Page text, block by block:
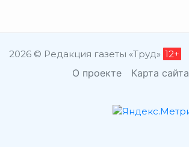
2026 © Редакция газеты «Труд» 12+
О проекте Карта сайта